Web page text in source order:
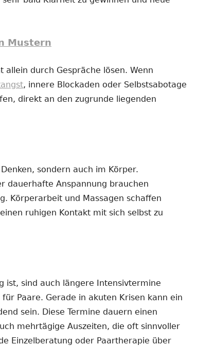
Mustern
allein durch Gespräche lösen. Wenn
, innere Blockaden oder Selbstsabotage
direkt an den zugrunde liegenden
sondern auch im Körper.
dauerhafte Anspannung brauchen
Körperarbeit und Massagen schaffen
ruhigen Kontakt mit sich selbst zu
ist, sind auch längere Intensivtermine
Paare. Gerade in akuten Krisen kann ein
sein. Diese Termine dauern einen
mehrtägige Auszeiten, die oft sinnvoller
Einzelberatung oder Paartherapie über